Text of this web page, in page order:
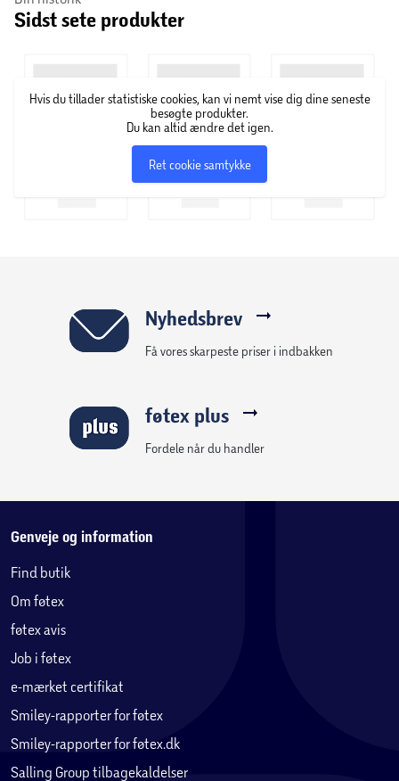
Betjening med drejegreb
Tilslutningsstørrelse DN15
Højdejusterbar håndbruser
Bestående af:TermostatIsifley'B bruserslange 1,60
Farve: Krom
Sidst sete produkter
Hvis du tillader statistiske cookies, kan vi nemt vise dig dine seneste
besøgte produkter.
Du kan altid ændre det igen.
Ret cookie samtykke
Nyhedsbrev
Få vores skarpeste priser i indbakken
føtex plus
Fordele når du handler
Genveje og information
Find butik
Om føtex
føtex avis
Job i føtex
e-mærket certifikat
Smiley-rapporter for føtex
Smiley-rapporter for føtex.dk
Salling Group tilbagekaldelser